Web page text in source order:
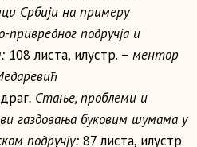
Србији на примеру
подручја и
108 листа, илустр. – ментор
. Стање, проблеми и
газдовања буковим шумама у
подручју: 87 листа, илустр.